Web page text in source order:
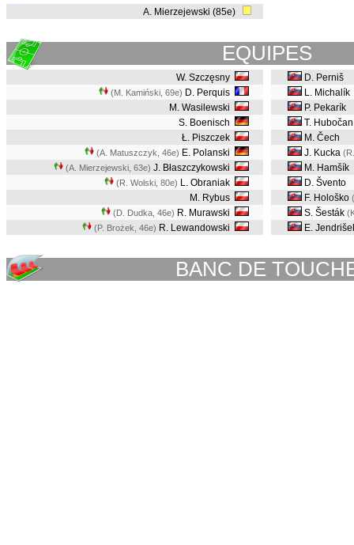
A. Mierzejewski (85e)
EQUIPES
W. Szczęsny
(M. Kamiński, 69e) D. Perquis
M. Wasilewski
S. Boenisch
Ł. Piszczek
(A. Matuszczyk, 46e) E. Polanski
(A. Mierzejewski, 63e) J. Błaszczykowski
(R. Wolski, 80e) L. Obraniak
M. Rybus
(D. Dudka, 46e) R. Murawski
(P. Brożek, 46e) R. Lewandowski
D. Perniš
L. Michalík
P. Pekarík
T. Hubočan
M. Čech
J. Kucka
M. Hamšík
D. Švento
F. Hološko
S. Šesták
E.
BANC DE